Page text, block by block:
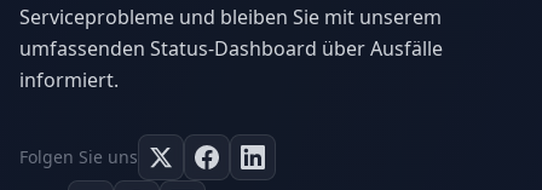
Serviceprobleme und bleiben Sie mit unserem
umfassenden Status-Dashboard über Ausfälle
informiert.
Folgen Sie uns